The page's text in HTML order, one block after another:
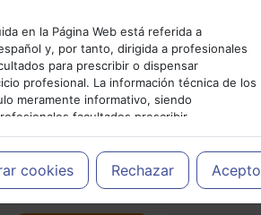
Cancelar
en la Página Web está referida a
y, por tanto, dirigida a profesionales
para prescribir o dispensar
profesional. La información técnica de los
meramente informativo, siendo
facultados prescribir
cada caso concreto, el tratamiento más
del paciente.
cookies Rechazar Acepto
PUBLICIDAD